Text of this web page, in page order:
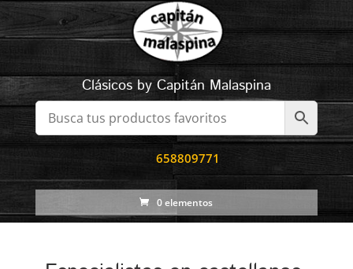
Clásicos by Capitán Malaspina
658809771
0 elementos